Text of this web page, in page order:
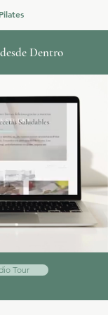
Dentro
Tour